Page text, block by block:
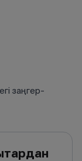
заңгер-